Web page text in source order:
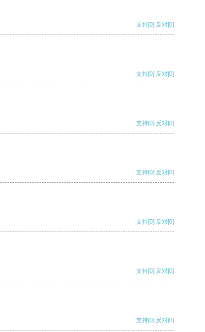
支持[0] 反对[0]
支持[0] 反对[0]
支持[0] 反对[0]
支持[0] 反对[0]
支持[0] 反对[0]
支持[0] 反对[0]
支持[0] 反对[0]